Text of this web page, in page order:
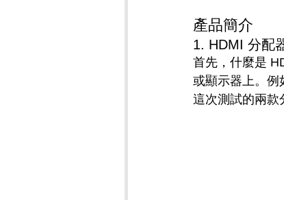
產品簡介
1. HDMI 分配
首先，什麼是
或顯示器上。例
這次測試的兩款